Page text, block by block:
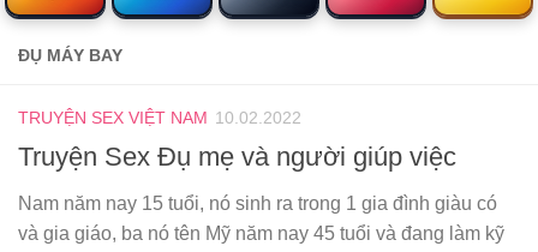
ĐỤ MÁY BAY
TRUYỆN SEX VIỆT NAM 10.02.2022
Truyện Sex Đụ mẹ và người giúp việc
Nam năm nay 15 tuổi, nó sinh ra trong 1 gia đình giàu có
và gia giáo, ba nó tên Mỹ năm nay 45 tuổi và đang làm kỹ